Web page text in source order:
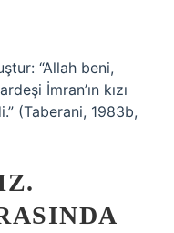
“Allah beni,
İmran’ın kızı
(Taberani, 1983b,